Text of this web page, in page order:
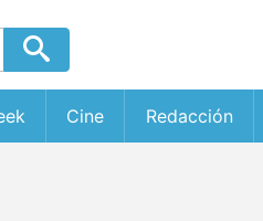
Cine Redacción